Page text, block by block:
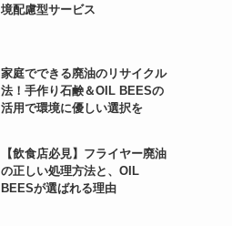
境配慮型サービス
家庭でできる廃油のリサイクル
法！手作り石鹸＆OIL BEESの
活用で環境に優しい選択を
【飲食店必見】フライヤー廃油
の正しい処理方法と、OIL
BEESが選ばれる理由